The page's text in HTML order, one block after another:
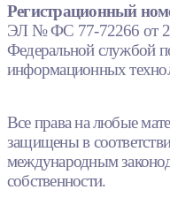
Регистрационный
ЭЛ № ФС 77-72266 от
Федеральной службой
информационных
Все права на любые
защищены в
международным
собственности.